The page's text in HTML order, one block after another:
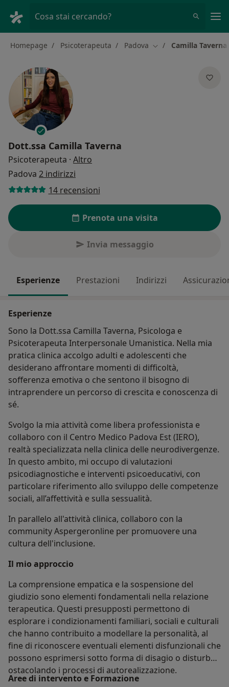
Cosa stai cercando?
Homepage Psicoterapeuta Padova Cambia città
Camilla Taverna
Dott.ssa Camilla Taverna
Psicoterapeuta · Altro
Padova 2 indirizzi
14 recensioni
Prenota una visita
Invia messaggio
Esperienze Prestazioni Indirizzi
Esperienze
Sono la Dott.ssa Camilla Taverna, Psicologa e
Psicoterapeuta Interpersonale Umanistica. Nella mia
pratica clinica accolgo adulti e adolescenti che
desiderano affrontare momenti di difficoltà,
sofferenza emotiva o che sentono il bisogno di
intraprendere un percorso di crescita e conoscenza di
sé.
Svolgo la mia attività come libera professionista e
collaboro con il Centro Medico Padova Est (IERO),
realtà specializzata nella clinica delle neurodivergenze.
In questo ambito, mi occupo di valutazioni
psicodiagnostiche e interventi psicoeducativi, con
particolare riferimento allo sviluppo delle competenze
sociali, all’affettività e sulla sessualità.
In parallelo all'attività clinica, collaboro con la
community Aspergeronline per promuovere una
cultura dell'inclusione.
​Il mio approccio
​La comprensione empatica e la sospensione del
giudizio sono elementi fondamentali nella relazione
terapeutica. Questi presupposti permettono di
esplorare i condizionamenti familiari, sociali e culturali
che hanno contribuito a modellare la personalità, al
fine di riconoscere eventuali elementi disfunzionali che
possono esprimersi sotto forma di disagio o disturbo,
ostacolando i processi di autorealizzazione.
​Aree di intervento e Formazione